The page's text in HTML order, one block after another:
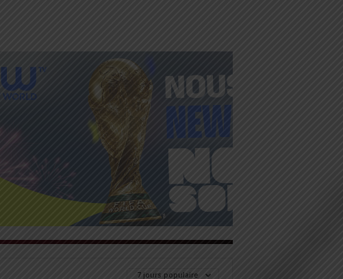
7 jours populaire